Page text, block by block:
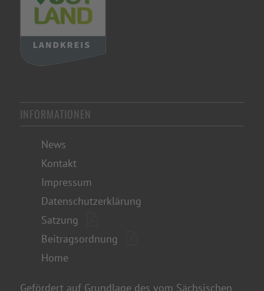
INFORMATIONEN
News
Kontakt
Impressum
Datenschutzerklärung
Satzung
Beitragsordnung
Home
Gefördert auf Grundlage des vom Sächsischen